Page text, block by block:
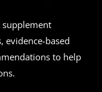
evidence-based
to help